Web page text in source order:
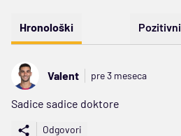
Hronološki Pozitivni
Valent pre 3 meseca
Sadice sadice doktore
Odgovori